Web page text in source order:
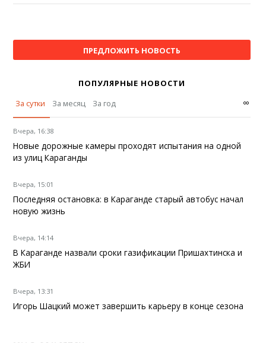
ПРЕДЛОЖИТЬ НОВОСТЬ
ПОПУЛЯРНЫЕ НОВОСТИ
За сутки
За месяц За год ∞
Вчера, 16:38
Новые дорожные камеры проходят испытания на одной
из улиц Караганды
Вчера, 15:01
Последняя остановка: в Караганде старый автобус начал
новую жизнь
Вчера, 14:14
В Караганде назвали сроки газификации Пришахтинска и
ЖБИ
Вчера, 13:31
Игорь Шацкий может завершить карьеру в конце сезона